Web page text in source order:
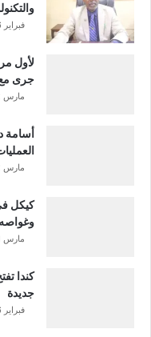
فبراير 26, 2025
لأول
جرى مع
مارس 12, 2025
أسامة
مارس 12, 2025
كيكل
مارس 11, 2025
كندا
جديدة
فبراير 26, 2025